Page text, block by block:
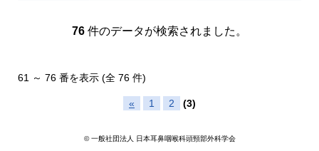
76 件のデータが検索されました。
61 ～ 76 番を表示 (全 76 件)
« 1 2 (3)
© 一般社団法人 日本耳鼻咽喉科頭頸部外科学会